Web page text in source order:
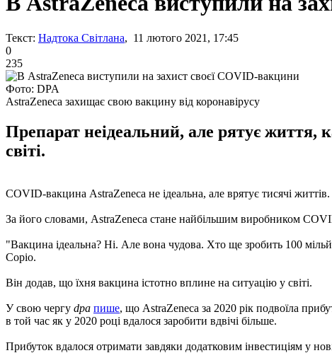
Текст: Надтока Світлана, 11 лютого 2021, 17:45
0
235
Фото: DPA
AstraZeneca захищає свою вакцину від коронавірусу
Препарат неідеальний, але рятує життя,
світі.
COVID-вакцина AstraZeneca не ідеальна, але врятує тисячі
За його словами, AstraZeneca стане найбільшим виробником
"Вакцина ідеальна? Ні. Але вона чудова. Хто ще зробить 100
Соріо.
Він додав, що їхня вакцина істотно вплине на ситуацію у світі.
У свою чергу dpa пише, що AstraZeneca за 2020 рік подвоїла
в той час як у 2020 році вдалося заробити вдвічі більше.
Прибуток вдалося отримати завдяки додатковим інвестиціям у